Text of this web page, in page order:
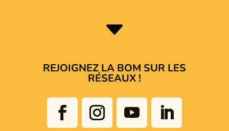
C
REJOIGNEZ LA BOM SUR LES
RÉSEAUX !